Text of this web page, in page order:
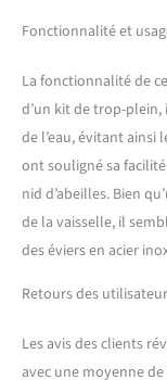
Fonctionnalité et
La fonctionnalité de
d’un kit de trop-
de l’eau, évitant
ont souligné sa
nid d’abeilles. Bien
de la vaisselle, il
des éviers en acier
Retours des
Les avis des clients
avec une moyenne